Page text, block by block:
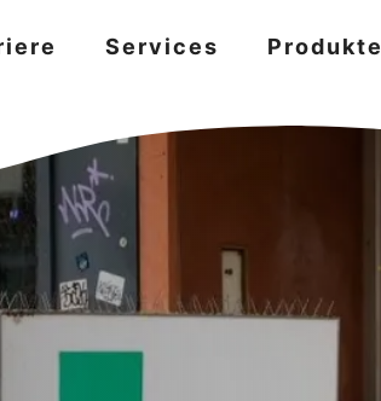
Services Produkte